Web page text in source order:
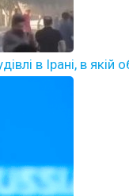
в Ірані, в якій